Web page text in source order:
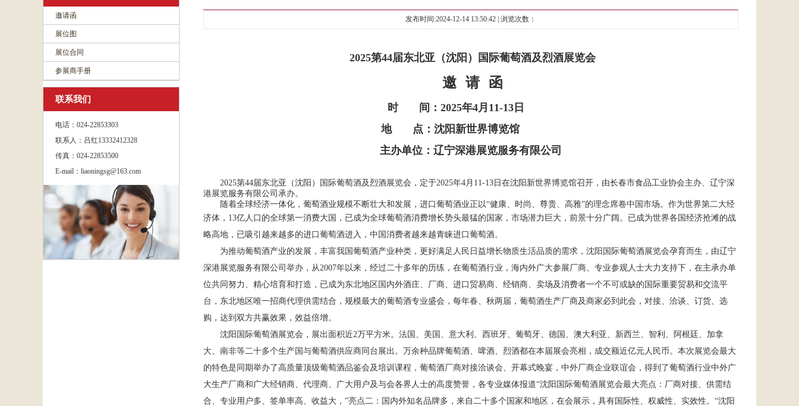
邀请函
展位图
展位合同
参展商手册
联系我们
电话：024-22853303
联系人：吕红13332412328
传真：024-22853500
E-mail：liaoningsg@163.com
发布时间:2024-12-14 13:50:42 | 浏览次数：
2025第44届东北亚（沈阳）国际葡萄酒及烈酒展览会
邀 请 函
时
间：2025年4月11-13日
地 点：沈阳新世界博览馆
主办单位：辽宁深港展览服务有限公司
2025第44届东北亚（沈阳）国际葡萄酒及烈酒展览会，定于2025年4月11-13日在沈阳新世界博览馆召开，由长春市食品工业协会主办、辽宁深
港展览服务有限公司承办。
随着全球经济一体化，葡萄酒业规模不断壮大和发展，进口葡萄酒业正以“健康、时尚、尊贵、高雅”的理念席卷中国市场。作为世界第二大经
济体， 13亿人口的全球第一消费大国，已成为全球葡萄酒消费增长势头最猛的国家，市场潜力巨大，前景十分广阔。已成为世界各国经济抢滩的战
略高地，已吸引越来越多的进口葡萄酒进入，中国消费者越来越青睐进口葡萄酒。
为推动葡萄酒产业的发展，丰富我国葡萄酒产业种类，更好满足人民日益增长物质生活品质的需求，沈阳国际葡萄酒展览会孕育而生，由辽宁
深港展览服务有限公司举办，从2007年以来 ， 经过二十多年的历练，在葡萄酒行业，海内外广大参展厂商、专业参观人士大力支持下，在主承办单
位共同努力、精心培育和打造，已成为东北地区国内外酒庄、厂商、进口贸易商、经销商、卖场及消费者一个不可或缺的国际重要贸易和交流平
台，东北地区唯一招商代理供需结合，规模最大的葡萄酒专业盛会，每年春、秋两届，葡萄酒生产厂商及商家必到此会，对接、洽谈、订货、选
购，达到双方共赢效果，效益倍增。
沈阳国际葡萄酒展览会，展出面积近2万平方米。法国、美国、意大利、西班牙、葡萄牙、德国、澳大利亚、新西兰、智利、阿根廷、加拿
大、南非等二十多个生产国与葡萄酒供应商同台展出。万余种品牌葡萄酒、啤酒、烈酒都在本届展会亮相，成交额近亿元人民币。本次展览会最大
的特色是同期举办了高质量顶级葡萄酒品鉴会及培训课程，葡萄酒厂商对接洽谈会、开幕式晚宴，中外厂商企业联谊会，得到了葡萄酒行业中外广
大生产厂商和广大经销商、代理商、广大用户及与会各界人士的高度赞誉，各专业媒体报道“沈阳国际葡萄酒展览会最大亮点：厂商对接、供需结
合、专业用户多、签单率高、收益大，”亮点二：国内外知名品牌多，来自二十多个国家和地区，在会展示，具有国际性、权威性、实效性。“沈阳